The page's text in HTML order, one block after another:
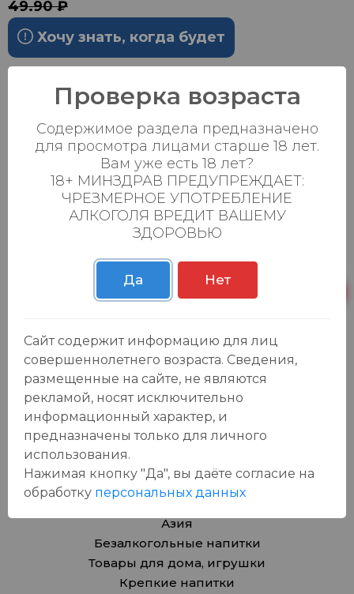
49.90 ₽
Хочу знать, когда будет
Оставить отзыв
У данного товара еще нет отзывов, будьте первым, кто
оставит отзыв!
Каталог
Продукты
Азия
Безалкогольные напитки
Товары для дома, игрушки
Крепкие напитки
Проверка возраста
Содержимое раздела предназначено
для просмотра лицами старше 18 лет.
Вам уже есть 18 лет?
18+ МИНЗДРАВ ПРЕДУПРЕЖДАЕТ:
ЧРЕЗМЕРНОЕ УПОТРЕБЛЕНИЕ
АЛКОГОЛЯ ВРЕДИТ ВАШЕМУ
ЗДОРОВЬЮ
Да Нет
Сайт содержит информацию для лиц
совершеннолетнего возраста. Сведения,
размещенные на сайте, не являются
рекламой, носят исключительно
информационный характер, и
предназначены только для личного
использования.
Нажимая кнопку "Да", вы даёте cогласие на
обработку персональных данных